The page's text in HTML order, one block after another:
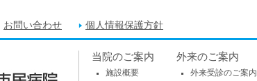
お問い合わせ 個人情報保護方針
当院のご案内
施設概要
外来のご案内
外来受診のご案内